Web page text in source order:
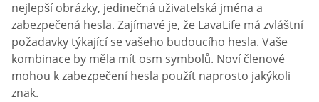
nejlepší obrázky, jedinečná uživatelská jména a
zabezpečená hesla. Zajímavé je, že LavaLife má zvláštní
požadavky týkající se vašeho budoucího hesla. Vaše
kombinace by měla mít osm symbolů. Noví členové
mohou k zabezpečení hesla použít naprosto jakýkoli
znak.